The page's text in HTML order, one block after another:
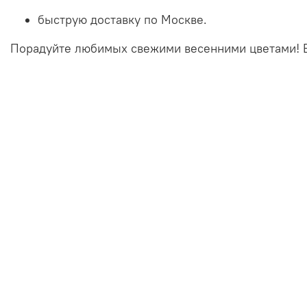
быструю доставку по Москве.
Порадуйте любимых свежими весенними цветами!